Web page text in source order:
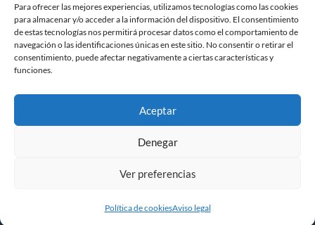
Para ofrecer las mejores experiencias, utilizamos tecnologías como las cookies
para almacenar y/o acceder a la información del dispositivo. El consentimiento
de estas tecnologías nos permitirá procesar datos como el comportamiento de
navegación o las identificaciones únicas en este sitio. No consentir o retirar el
consentimiento, puede afectar negativamente a ciertas características y
funciones.
Aceptar
Denegar
Ver preferencias
Política de cookiesAviso legal
¿Cuánto cuesta reformar una casa?
Reformas integrales en viviendas
7 reformas efectivas para mejorar la seguridad de tu hogar
(guía práctica)
Aviso legal
Creando Hogar | Tiendas Muebles